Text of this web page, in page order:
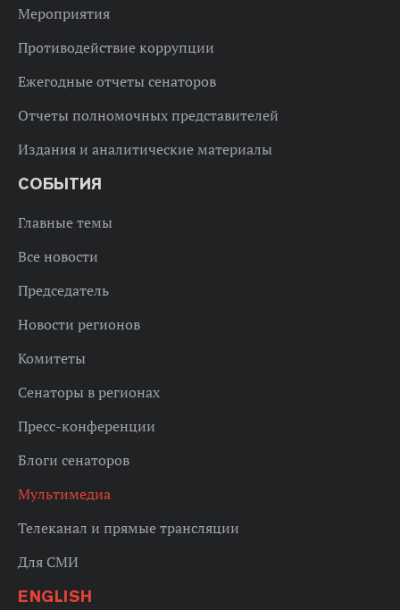
Мероприятия
Противодействие коррупции
Ежегодные отчеты сенаторов
Отчеты полномочных представителей
Издания и аналитические материалы
СОБЫТИЯ
Главные темы
Все новости
Председатель
Новости регионов
Комитеты
Сенаторы в регионах
Пресс-конференции
Блоги сенаторов
Мультимедиа
Телеканал и прямые трансляции
Для СМИ
ENGLISH